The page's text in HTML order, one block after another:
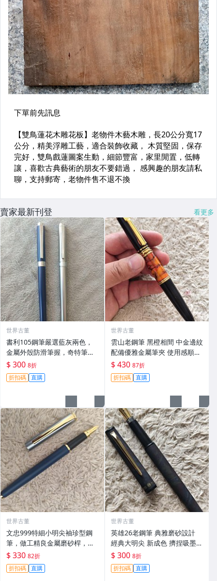
賣家最新刊登 看更多
世界古董
書利105鋼筆嚴選藍灰兩色，
金屬外殼防滑筆握，奇特筆尖
首次亮相可多面書寫 紅藍黑 書
利105鋼筆嚴選藍灰兩色，金
屬外殼防滑筆握，奇特筆尖首
$ 300 8折
折扣碼 直購
世界古董
雲山老鋼筆 黑橙相間 中金邊紋
配備優雅金屬筆夾 使用感順滑
完好如初 輕微保存痕跡 收藏佳
選 日常之選 精品收藏 優雅設
計 流暢書寫
$ 430 87折
折扣碼 直購
世界古董
文忠999特細小明尖袖珍型鋼
筆，做工精良金屬磨砂桿，手
感舒適配色高雅，嚴選推薦給
小巧喜好者，成色極佳。 老式
鋼筆 文具 收藏
$ 330 82折
折扣碼 直購
世界古董
英雄26老鋼筆 典雅磨砂設計
經典大明尖 新成色 擠捏吸墨
筆尖 細節上墨 鎖定收藏 2018
新款 銚筆 國產鋼筆
$ 300 8折
折扣碼 直購